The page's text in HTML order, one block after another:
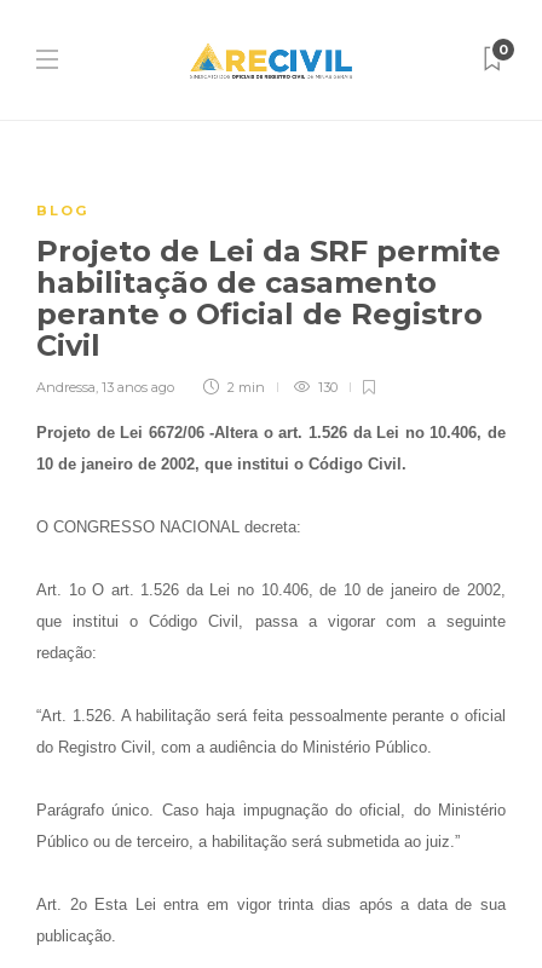
0
BLOG
Projeto de Lei da SRF permite
habilitação de casamento
perante o Oficial de Registro
Civil
Andressa, 13 anos ago 2 min 130
Projeto de Lei 6672/06 -Altera o art. 1.526 da Lei no 10.406, de
10 de janeiro de 2002, que institui o Código Civil.
O CONGRESSO NACIONAL decreta:
Art. 1o O art. 1.526 da Lei no 10.406, de 10 de janeiro de 2002,
que institui o Código Civil, passa a vigorar com a seguinte
redação:
“Art. 1.526. A habilitação será feita pessoalmente perante o oficial
do Registro Civil, com a audiência do Ministério Público.
Parágrafo único. Caso haja impugnação do oficial, do Ministério
Público ou de terceiro, a habilitação será submetida ao juiz.”
Art. 2o Esta Lei entra em vigor trinta dias após a data de sua
publicação.